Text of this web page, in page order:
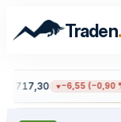
Traden.
717,30 −6,55 (−0,90